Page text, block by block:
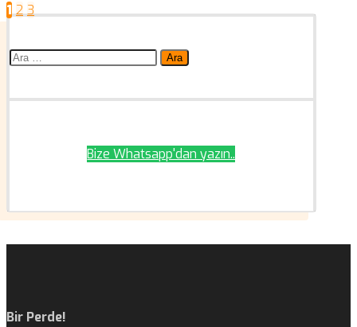
Yazı
sayfalaması
1 2 3
Arama:
Bize Whatsapp'dan yazın..
Bir Perde!